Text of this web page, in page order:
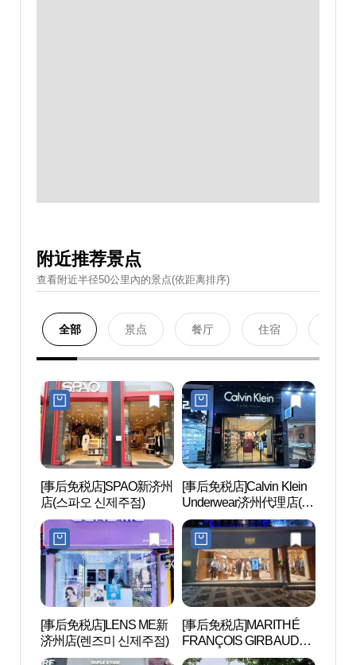
附近推荐景点
查看附近半径50公里內的景点(依距离排序)
全部 景点 餐厅 住宿
[事后免税店]SPAO新济州
店(스파오 신제주점)
[事后免税店]Calvin Klein
Underwear济州代理店(캘
빈클라인언더웨어 제주
대리점)
[事后免税店]LENS ME新
济州店(렌즈미 신제주점)
[事后免税店]MARITHÉ
FRANÇOIS GIRBAUD新
济州店(마리떼프랑스와